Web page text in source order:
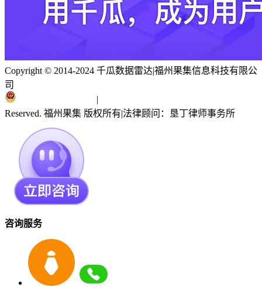
Copyright © 2014-2024 千瓜数据雷达|福州果集信息科技有限公
司
|
Reserved. 福州果集 版权所有|法律顾问：垦丁律师事务所
咨询服务